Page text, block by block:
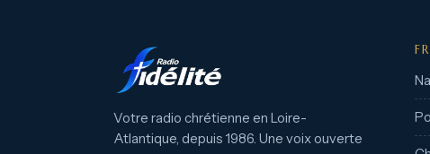
Votre radio chrétienne en Loire-
Atlantique, depuis 1986. Une voix ouverte